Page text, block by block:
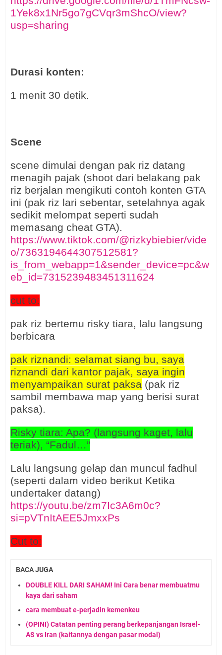
1Yek8x1Nr5go7gCVqr3mShcO/view?
usp=sharing
Durasi konten:
1 menit 30 detik.
Scene
scene dimulai dengan pak riz datang
menagih pajak (shoot dari belakang pak
riz berjalan mengikuti contoh konten GTA
ini (pak riz lari sebentar, setelahnya agak
sedikit melompat seperti sudah
memasang cheat GTA).
https://www.tiktok.com/@rizkybiebier/vide
o/7363194644307512581?
is_from_webapp=1&sender_device=pc&w
eb_id=7315239483451311624
cut to:
pak riz bertemu risky tiara, lalu langsung
berbicara
pak riznandi: selamat siang bu, saya
riznandi dari kantor pajak, saya ingin
menyampaikan surat paksa (pak riz
sambil membawa map yang berisi surat
paksa).
Risky tiara: Apa? (langsung kaget, lalu
teriak), “Fadul…”
Lalu langsung gelap dan muncul fadhul
(seperti dalam video berikut Ketika
undertaker datang)
https://youtu.be/zm7Ic3A6m0c?
si=pVTnItAEE5JmxxPs
Cut to:
BACA JUGA
DOUBLE KILL DARI SAHAM! Ini Cara benar membuatmu
kaya dari saham
cara membuat e-perjadin kemenkeu
(OPINI) Catatan penting perang berkepanjangan Israel-
AS vs Iran (kaitannya dengan pasar modal)